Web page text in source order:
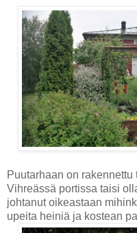
Puutarhaan on
Vihreässä portissa taisi
johtanut oikeastaan
upeita heiniä ja kostean